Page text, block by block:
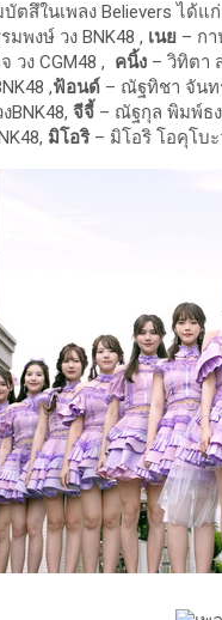
นเพลง Believers ได้แก่
มพงษ์ วง BNK48 , เนย – กา
วง CGM48 , คนิ้ง – วิทิตา
,ฟ้อนด์ – ณัฐทิชา จันท
BNK48, จีจี้ – ณัฐกุล พิมพ์ธง
มิโอริ– มิโอริ โอคุโบะ